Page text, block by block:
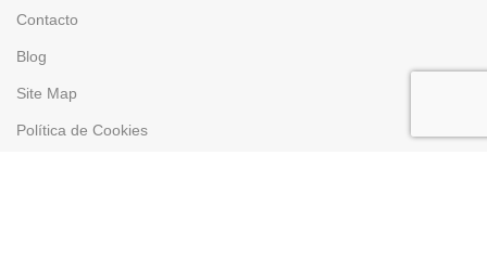
Contacto
Blog
Site Map
Política de Cookies